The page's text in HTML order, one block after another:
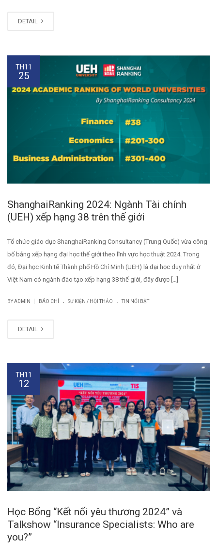
DETAIL
TH11
25
ShanghaiRanking 2024: Ngành Tài chính
(UEH) xếp hạng 38 trên thế giới
Tổ chức giáo dục ShanghaiRanking Consultancy (Trung Quốc) vừa công
bố bảng xếp hạng đại học thế giới theo lĩnh vực học thuật 2024. Trong
đó, Đại học Kinh tế Thành phố Hồ Chí Minh (UEH) là đại học duy nhất ở
Việt Nam có ngành đào tạo xếp hạng 38 thế giới, đây được […]
BYADMIN BÁO CHÍ . SỰ KIỆN / HỘI THẢO . TIN NỔI BẬT
DETAIL
TH11
12
Học Bổng “Kết nối yêu thương 2024” và
Talkshow “Insurance Specialists: Who are
you?”